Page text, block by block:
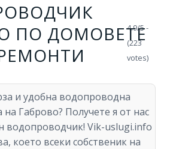
ПО ДОМОВЕТЕ
и удобна водопроводна
на Габрово? Получете я от нас
водопроводчик! Vik-uslugi.info
което всеки собственик на
4.9/5 -
(223
votes)